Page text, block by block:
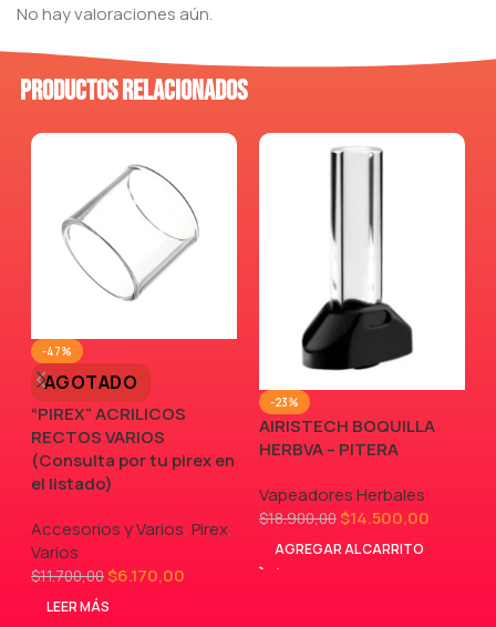
No hay valoraciones aún.
Productos relacionados
-47%
AGOTADO
“PIREX” ACRILICOS
RECTOS VARIOS
(Consulta por tu pirex en
el listado)
Accesorios y Varios, Pirex,
Varios
$11.700,00$6.170,00
LEER MÁS
-23%
AIRISTECH BOQUILLA
HERBVA – PITERA
Vapeadores Herbales
$18.900,00$14.500,00
AGREGAR AL CARRITO